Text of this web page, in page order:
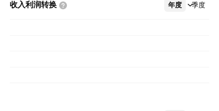
收入利润转换 年度 季度
更多